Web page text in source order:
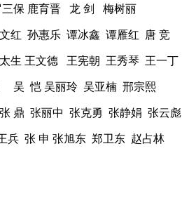
保 鹿育晋 龙 剑 梅树丽
红 孙惠乐 谭冰鑫 谭雁红 唐 竞
生 王文德 王宪朝 王秀琴 王一丁
吴 恺 吴丽玲 吴亚楠 邢宗熙
鼎 张丽中 张克勇 张静娟 张云彪
张 申 张旭东 郑卫东 赵占林